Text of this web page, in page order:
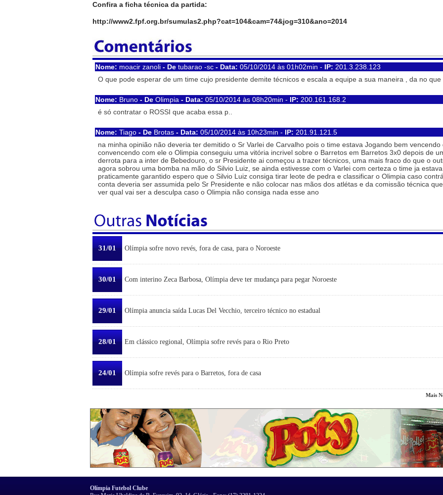
Confira a ficha técnica da partida:
http://www2.fpf.org.br/sumulas2.php?cat=104&cam=74&jog=310&ano=2014
Nome: moacir zanoli - De tubarao -sc - Data: 05/10/2014 às 01h02min - IP: 201.3.238.123
O que pode esperar de um time cujo presidente demite técnicos e escala a equipe a sua maneira , da no que
Nome: Bruno - De Olimpia - Data: 05/10/2014 às 08h20min - IP: 200.161.168.2
é só contratar o ROSSI que acaba essa p..
Nome: Tiago - De Brotas - Data: 05/10/2014 às 10h23min - IP: 201.91.121.5
na minha opinião não deveria ter demitido o Sr Varlei de Carvalho pois o time estava Jogando bem vencendo
convencendo com ele o Olimpia conseguiu uma vitória incrivel sobre o Barretos em Barretos 3x0 depois de
derrota para a inter de Bebedouro, o sr Presidente ai começou a trazer técnicos, uma mais fraco do que o
agora sobrou uma bomba na mão do Silvio Luiz, se ainda estivesse com o Varlei com certeza o time ja estava
praticamente garantido espero que o Silvio Luiz consiga tirar leote de pedra e classificar o Olimpia caso
conta deveria ser assumida pelo Sr Presidente e não colocar nas mãos dos atlétas e da comissão técnica
ver qual vai ser a desculpa caso o Olimpia não consiga nada esse ano
31/01 Olímpia sofre novo revés, fora de casa, para o Noroeste
30/01 Com interino Zeca Barbosa, Olímpia deve ter mudança para pegar Noroeste
29/01 Olímpia anuncia saída Lucas Del Vecchio, terceiro técnico no estadual
28/01 Em clássico regional, Olímpia sofre revés para o Rio Preto
24/01 Olímpia sofre revés para o Barretos, fora de casa
Mais
Olímpia Futebol Clube